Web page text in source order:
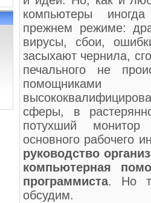
автомобилях, но и уметь
компьютеры
прежнем режиме:
вирусы, сбои,
засыхают чернила,
печального не
сферы, в
потухший
основного рабочего
руководство
компьютерная
программиста. Но
обсудим.